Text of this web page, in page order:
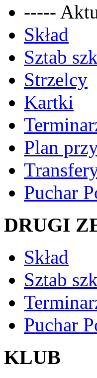
-----
Skład
Sztab
Strzelcy
Kartki
Plan
Puchar
DRUGI
Skład
Sztab
Puchar
KLUB